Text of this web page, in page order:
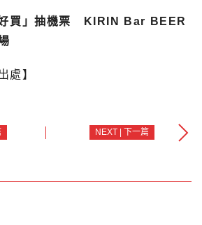
買」抽機票 KIRIN Bar BEER
處】
NEXT | 下一篇